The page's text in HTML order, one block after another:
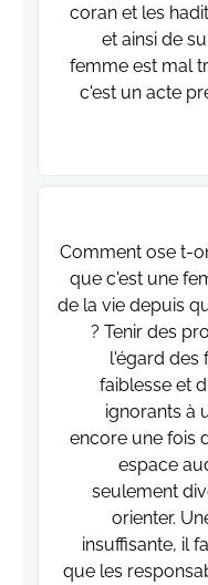
coran et les
et ainsi de
femme est mal
c'est un acte
Comment ose t-
que c'est une
de la vie depuis
? Tenir des
l'égard des
faiblesse et
ignorants à
encore une fois
espace
seulement
orienter.
insuffisante, il
que les